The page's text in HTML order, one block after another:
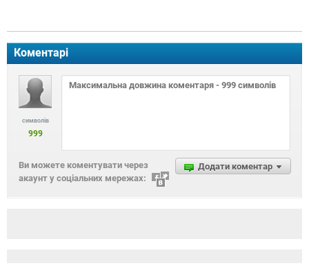
Коментарі
символів
999
Додати коментар
Ви можете коментувати через
акаунт у соціальних мережах: